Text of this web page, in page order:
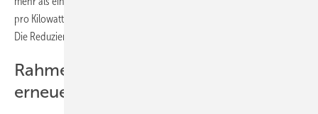
pro Kilowattstunde niedriger als die einer vergleichbaren Dachanlage.
Die Reduzierung der Einspeisevergütung erfolgt halbjährlich.
Rahmenbedingungen für
erneuerbare Energien stehen fest